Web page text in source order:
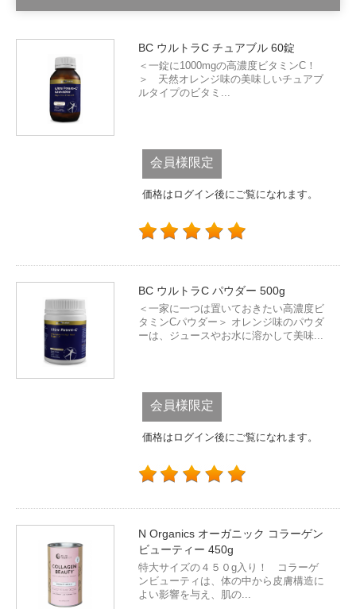
BC ウルトラC チュアブル 60錠
＜一錠に1000mgの高濃度ビタミンC！
＞ 天然オレンジ味の美味しいチュアブ
ルタイプのビタミ...
会員様限定
価格はログイン後にご覧になれます。
BC ウルトラC パウダー 500g
＜一家に一つは置いておきたい高濃度ビ
タミンCパウダー＞ オレンジ味のパウダ
ーは、ジュースやお水に溶かして美味...
会員様限定
価格はログイン後にご覧になれます。
N Organics オーガニック コラーゲン
ビューティー 450g
特大サイズの４５０g入り！ コラーゲ
ンビューティは、体の中から皮膚構造に
よい影響を与え、肌の...